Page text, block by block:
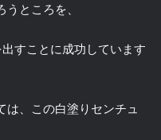
ところを、
すことに成功しています
は、この白塗りセンチュ